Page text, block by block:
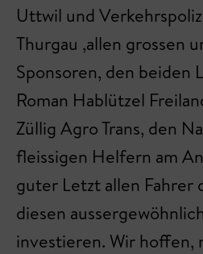
Uttwil und
Thurgau ,allen grossen
Sponsoren, den beiden
Roman Hablützel
Züllig Agro Trans, den
fleissigen Helfern am
guter Letzt allen Fahrer
diesen
investieren. Wir hoffen,